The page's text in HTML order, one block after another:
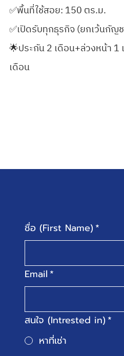
✅️พื้นที่ใช้สอย: 150 ตร.ม.
✅️เปิดรับทุกธุรกิจ (ยกเว้นกัญ
🌟ประกัน 2 เดือน+ล่วงหน้า 1
เดือน
ชื่อ (First Name) *
Email *
สนใจ (Intrested in) *
หาที่เช่า